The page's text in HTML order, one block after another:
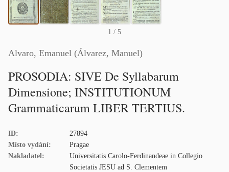
1 / 5
Alvaro, Emanuel (Álvarez, Manuel)
PROSODIA: SIVE De Syllabarum
Dimensione; INSTITUTIONUM
Grammaticarum LIBER TERTIUS.
ID:
27894
Místo vydání:
Pragae
Nakladatel:
Universitatis Carolo-Ferdinandeae in Collegio
Societatis JESU ad S. Clementem